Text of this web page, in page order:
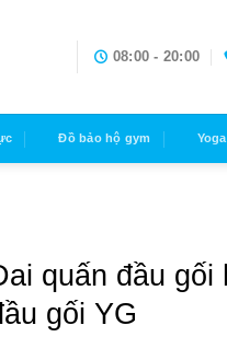
08:00 - 20:00
Đồ bảo hộ gym
quấn đầu gối
gối YG